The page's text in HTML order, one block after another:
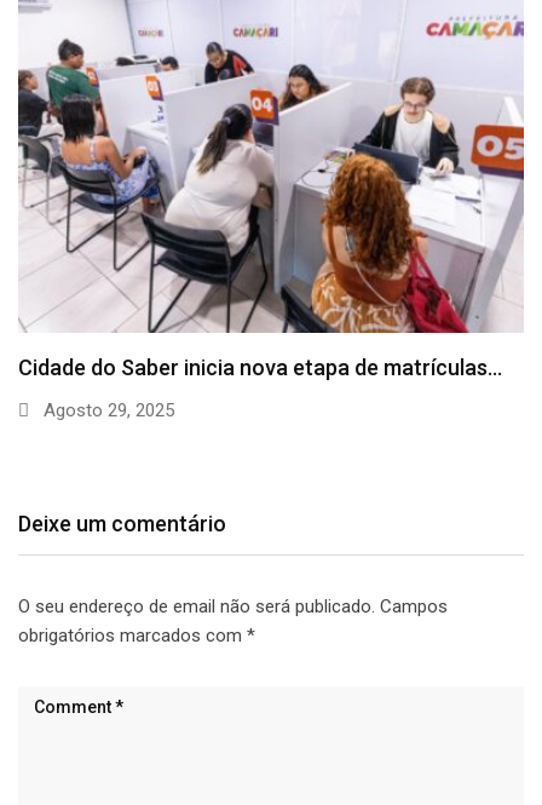
Prefeitura e Senai Cimatec firmam parceria para
levar…
Deixe um comentário
O seu endereço de email não será publicado. Campos
obrigatórios marcados com *